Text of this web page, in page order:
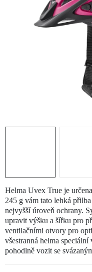
TIPY NA DÁRKY
Půjčovna lyží
Helma Uvex True je
245 g vám tato lehká
nejvyšší úroveň ochrany.
upravit výšku a šířku pro
ventilačními otvory pro
všestranná helma
pohodlně vozit se